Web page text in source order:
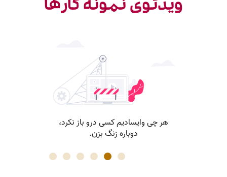
ویدئوی نمونه کارها